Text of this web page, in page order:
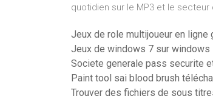
quotidien sur le MP3 et le
Jeux de role multijoueur en
Jeux de windows 7 sur windows
Societe generale pass securite
Paint tool sai blood brush
Trouver des fichiers de sous